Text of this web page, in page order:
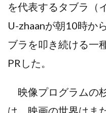
を代表するタブラ（
U-zhaanが朝10時か
ブラを叩き続ける一
PRした。
映像プログラムの
は、映画の世界はま